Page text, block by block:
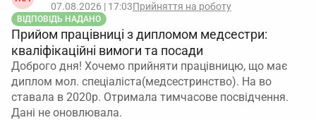
07.08.2026 | 17:03Прийняття на роботу
ВІДПОВІДЬ НАДАНО
Прийом працівниці з дипломом медсестри:
кваліфікаційні вимоги та посади
Доброго дня! Хочемо прийняти працівницю, що має
диплом мол. спеціаліста(медсестринство). На во
ставала в 2020р. Отримала тимчасове посвідчення.
Дані не оновлювала.